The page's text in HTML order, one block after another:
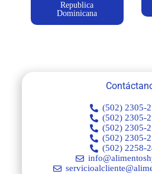
Republica
Dominicana
(502) 2305-
(502) 2305-
(502) 2305-
(502) 2305-
(502) 2258-